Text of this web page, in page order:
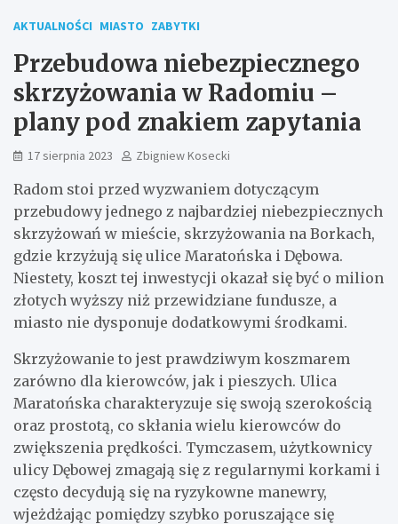
AKTUALNOŚCI MIASTO ZABYTKI
Przebudowa niebezpiecznego
skrzyżowania w Radomiu –
plany pod znakiem zapytania
17 sierpnia 2023 Zbigniew Kosecki
Radom stoi przed wyzwaniem dotyczącym
przebudowy jednego z najbardziej niebezpiecznych
skrzyżowań w mieście, skrzyżowania na Borkach,
gdzie krzyżują się ulice Maratońska i Dębowa.
Niestety, koszt tej inwestycji okazał się być o milion
złotych wyższy niż przewidziane fundusze, a
miasto nie dysponuje dodatkowymi środkami.
Skrzyżowanie to jest prawdziwym koszmarem
zarówno dla kierowców, jak i pieszych. Ulica
Maratońska charakteryzuje się swoją szerokością
oraz prostotą, co skłania wielu kierowców do
zwiększenia prędkości. Tymczasem, użytkownicy
ulicy Dębowej zmagają się z regularnymi korkami i
często decydują się na ryzykowne manewry,
wjeżdżając pomiędzy szybko poruszające się